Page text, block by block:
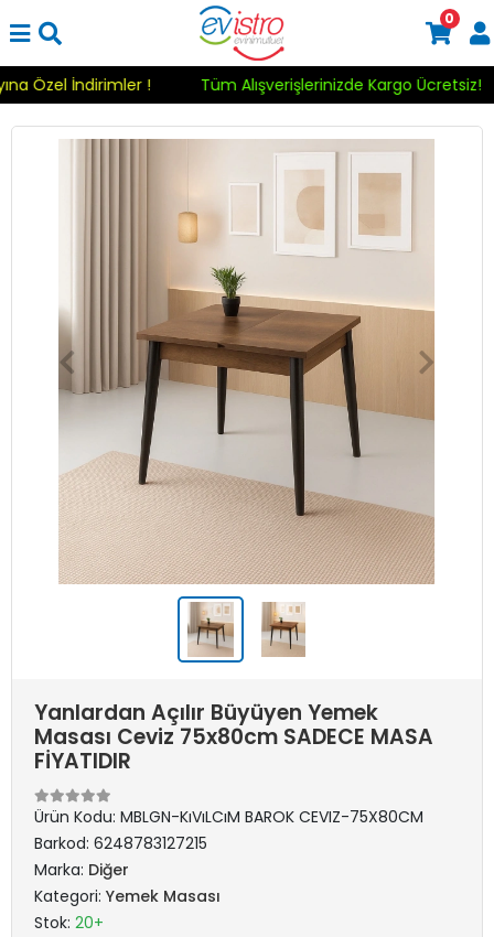
Özel İndirimler ! Tüm Alışverişlerinizde Kargo
0
Yanlardan Açılır Büyüyen Yemek
Masası Ceviz 75x80cm SADECE MASA
FİYATIDIR
Ürün Kodu: MBLGN-KıVıLCıM BAROK CEVIZ-75X80CM
Barkod: 6248783127215
Marka: Diğer
Kategori: Yemek Masası
Stok: 20+